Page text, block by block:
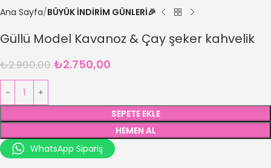
Ana Sayfa BÜYÜK İNDİRİM GÜNLERİ🎉
Güllü Model Kavanoz & Çay şeker kahvelik
₺2.900,00 ₺2.750,00
SEPETE EKLE
HEMEN AL
WhatsApp Sipariş